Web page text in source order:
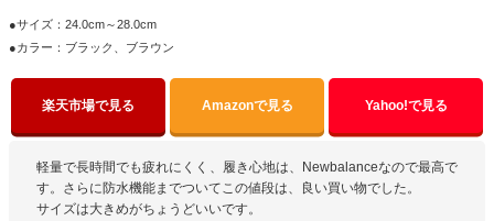
●サイズ：24.0cm～28.0cm
●カラー：ブラック、ブラウン
楽天市場で見る Amazonで見る Yahoo!で見る
軽量で長時間でも疲れにくく、履き心地は、Newbalanceなので最高で
す。さらに防水機能までついてこの値段は、良い買い物でした。
サイズは大きめがちょうどいいです。